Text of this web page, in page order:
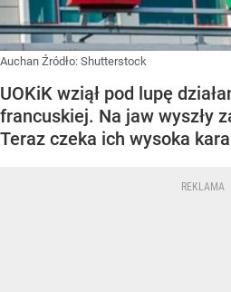
Auchan Źródło: Shutterstock
UOKiK wziął pod lupę
francuskiej. Na jaw wyszły
Teraz czeka ich wysoka